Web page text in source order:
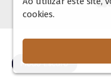
🌓
cookies.